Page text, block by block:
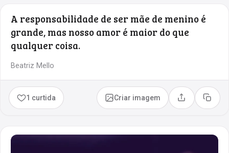
A responsabilidade de ser mãe de menino é
grande, mas nosso amor é maior do que
qualquer coisa.
Beatriz Mello
1 curtida Criar imagem Compartilhar
Copiar